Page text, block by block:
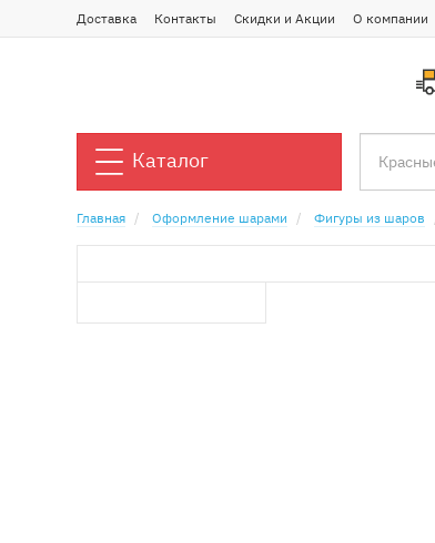
Доставка Контакты Скидки и Акции О компании
Каталог
Главная Оформление шарами Фигуры из шаров